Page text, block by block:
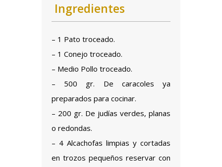
Ingredientes
– 1 Pato troceado.
– 1 Conejo troceado.
– Medio Pollo troceado.
– 500 gr. De caracoles ya
preparados para cocinar.
– 200 gr. De judías verdes, planas
o redondas.
– 4 Alcachofas limpias y cortadas
en trozos pequeños reservar con